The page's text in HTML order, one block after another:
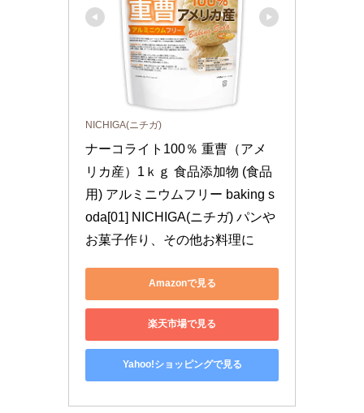
NICHIGA(ニチガ)
ナーコライト100％ 重曹（アメ
リカ産）1ｋｇ 食品添加物 (食品
用) アルミニウムフリー baking s
oda[01] NICHIGA(ニチガ) パンや
お菓子作り、その他お料理に
Amazonで見る
楽天市場で見る
Yahoo!ショッピングで見る